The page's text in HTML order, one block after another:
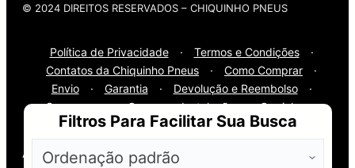
Filtros Para Facilitar Sua Busca
© 2024 DIREITOS RESERVADOS​ – CHIQUINHO PNEUS
Política de Privacidade · Termos e Condições
·
Contatos da Chiquinho Pneus
· Como Comprar
·
Envio
· Garantia · Devolução e Reembolso
·
Segurança · Compra e Instalação · Carrinho ·
Finalizar Pedido
A Melhor Loja de Pneus em São Paulo!